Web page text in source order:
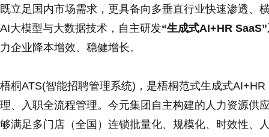
既立足国内市场需求，更具备向多垂直行业快速渗透、
AI大模型与大数据技术，自主研发“生成式AI+HR
力企业降本增效、稳健增长。
梧桐ATS(智能招聘管理系统)，是梧桐范式生成式
理、入职全流程管理。今元集团自主构建的人力资源供
够满足多门店（全国）连锁批量化、规模化、时效性、